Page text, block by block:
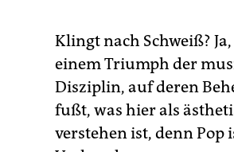
Klingt nach Schweiß?
einem Triumph der
Disziplin, auf deren
fußt, was hier als
verstehen ist, denn